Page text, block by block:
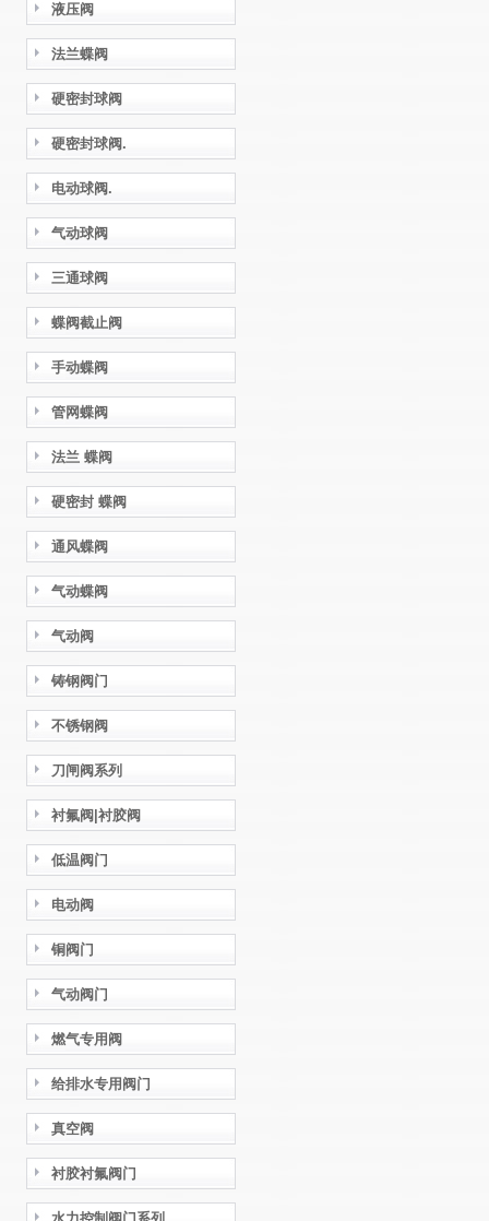
液压阀
法兰蝶阀
硬密封球阀
硬密封球阀.
电动球阀.
气动球阀
三通球阀
蝶阀截止阀
手动蝶阀
管网蝶阀
法兰 蝶阀
硬密封 蝶阀
通风蝶阀
气动蝶阀
气动阀
铸钢阀门
不锈钢阀
刀闸阀系列
衬氟阀|衬胶阀
低温阀门
电动阀
铜阀门
气动阀门
燃气专用阀
给排水专用阀门
真空阀
衬胶衬氟阀门